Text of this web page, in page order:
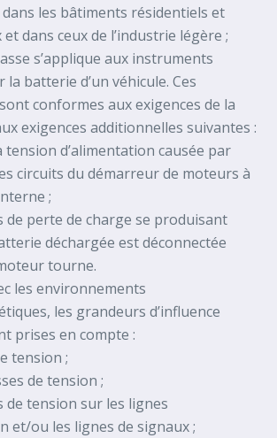
les bâtiments résidentiels et
dans ceux de l’industrie légère ;
s’applique aux instruments
batterie d’un véhicule. Ces
conformes aux exigences de la
exigences additionnelles suivantes :
tension d’alimentation causée par
circuits du démarreur de moteurs à
;
de perte de charge se produisant
déchargée est déconnectée
tourne.
les environnements
les grandeurs d’influence
prises en compte :
tension ;
de tension ;
de tension sur les lignes
et/ou les lignes de signaux ;